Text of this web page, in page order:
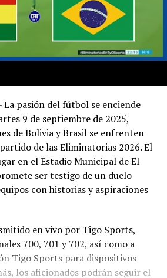
La pasión del fútbol se enciende
9 de septiembre de 2025,
de Bolivia y Brasil se enfrenten
de las Eliminatorias 2026. El
en el Estadio Municipal de El
ser testigo de un duelo
con historias y aspiraciones
en vivo por Tigo Sports,
700, 701 y 702, así como a
Tigo Sports para dispositivos
los aficionados podrán seguir el